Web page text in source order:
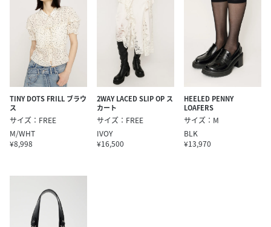
TINY DOTS FRILL ブラウ
ス
サイズ：FREE
M/WHT
¥8,998
2WAY LACED SLIP OP ス
カート
サイズ：FREE
IVOY
¥16,500
HEELED PENNY
LOAFERS
サイズ：M
BLK
¥13,970